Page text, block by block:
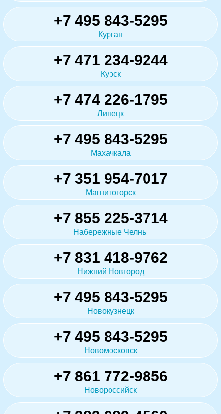
+7 495 843-5295
Курган
+7 471 234-9244
Курск
+7 474 226-1795
Липецк
+7 495 843-5295
Махачкала
+7 351 954-7017
Магнитогорск
+7 855 225-3714
Набережные Челны
+7 831 418-9762
Нижний Новгород
+7 495 843-5295
Новокузнецк
+7 495 843-5295
Новомосковск
+7 861 772-9856
Новороссийск